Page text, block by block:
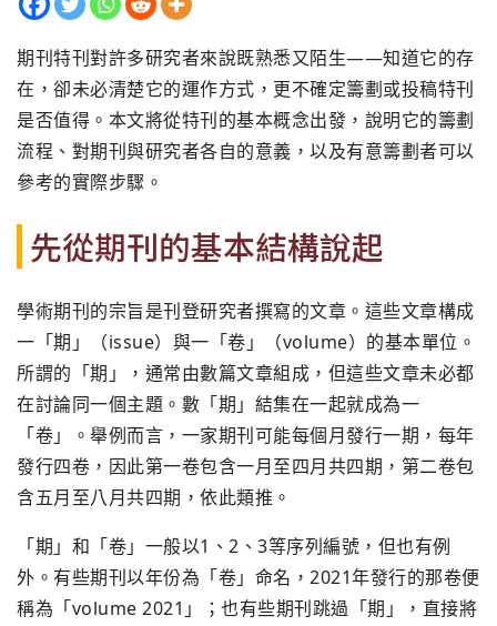
期刊特刊對許多研究者來說既熟悉又陌生——知道它的存
在，卻未必清楚它的運作方式，更不確定籌劃或投稿特刊
是否值得。本文將從特刊的基本概念出發，說明它的籌劃
流程、對期刊與研究者各自的意義，以及有意籌劃者可以
參考的實際步驟。
先從期刊的基本結構說起
學術期刊的宗旨是刊登研究者撰寫的文章。這些文章構成
一「期」（issue）與一「卷」（volume）的基本單位。
所謂的「期」，通常由數篇文章組成，但這些文章未必都
在討論同一個主題。數「期」結集在一起就成為一
「卷」。舉例而言，一家期刊可能每個月發行一期，每年
發行四卷，因此第一卷包含一月至四月共四期，第二卷包
含五月至八月共四期，依此類推。
「期」和「卷」一般以1、2、3等序列編號，但也有例
外。有些期刊以年份為「卷」命名，2021年發行的那卷便
稱為「volume 2021」；也有些期刊跳過「期」，直接將